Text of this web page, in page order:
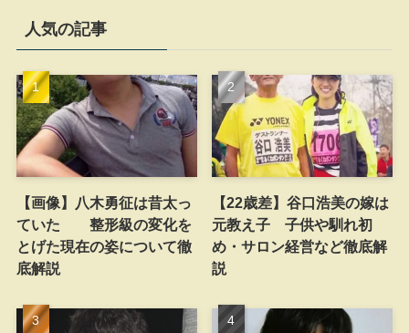
人気の記事
【画像】八木勇征は昔太っ
ていた 整形級の変化を
とげた現在の姿について徹
底解説
【22歳差】谷口浩美の嫁は
元教え子 子供や馴れ初
め・サロン経営など徹底解
説